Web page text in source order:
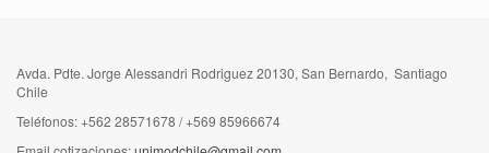
Avda. Pdte. Jorge Alessandri Rodriguez 20130, San Bernardo, Santiago
Chile
Teléfonos: +562 28571678 / +569 85966674